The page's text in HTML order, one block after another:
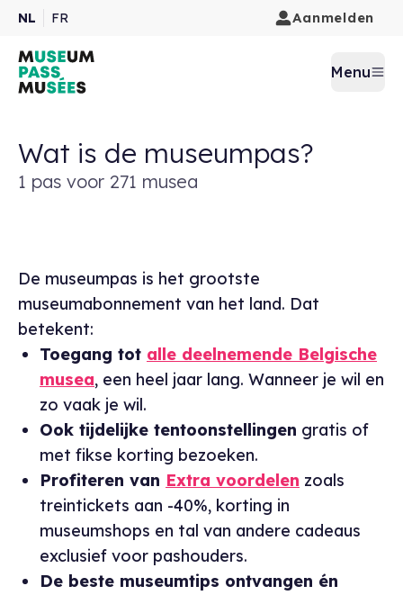
NL FR Aanmelden
Menu
Wat is de museumpas?
1 pas voor 271 musea
De museumpas is het grootste
museumabonnement van het land. Dat
betekent:
Toegang tot alle deelnemende Belgische
musea, een heel jaar lang. Wanneer je wil en
zo vaak je wil.
Ook tijdelijke tentoonstellingen gratis of
met fikse korting bezoeken.
Profiteren van Extra voordelen zoals
treintickets aan -40%, korting in
museumshops en tal van andere cadeaus
exclusief voor pashouders.
De beste museumtips ontvangen én